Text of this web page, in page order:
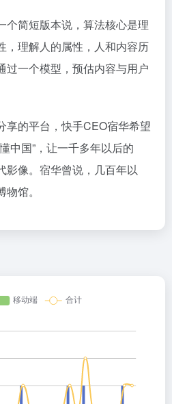
简短版本说，算法核心是理
，理解人的属性，人和内容历
过一个模型，预估内容与用户
的平台，快手CEO宿华希望
中国”，让一千多年以后的
影像。宿华曾说，几百年以
馆。